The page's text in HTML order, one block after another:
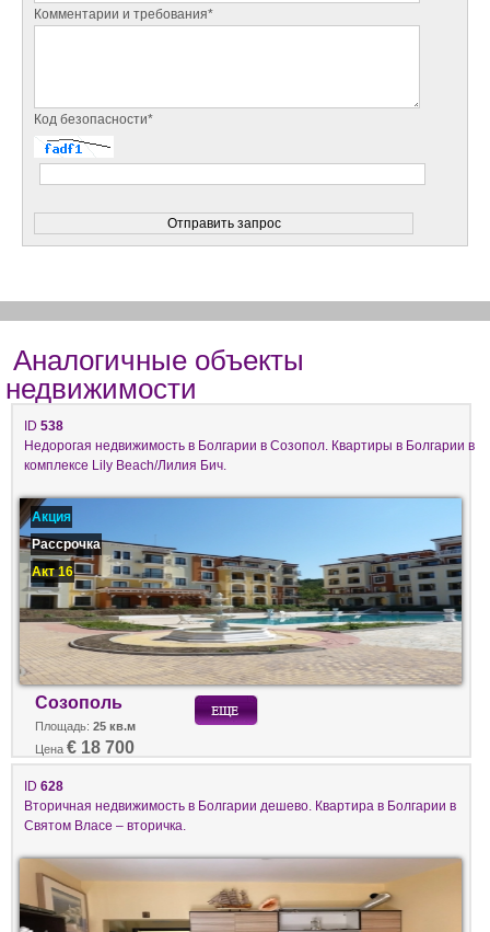
Комментарии и требования*
Код безопасности*
Аналогичные объекты
недвижимости
ID 538
Недорогая недвижимость в Болгарии в Созопол. Квартиры в Болгарии в
комплексе Lily Beach/Лилия Бич.
Акция
Рассрочка
Акт 16
Созополь
Площадь: 25 кв.м
Цена € 18 700
ID 628
Вторичная недвижимость в Болгарии дешево. Квартира в Болгарии в
Святом Власе – вторичка.